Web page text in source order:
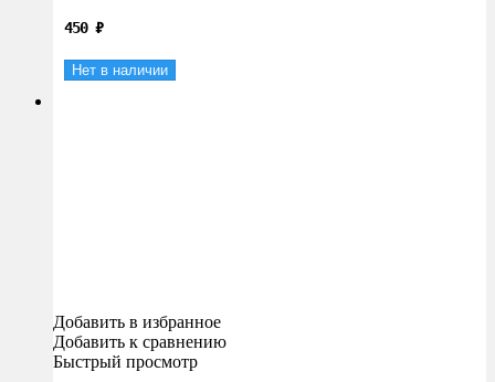
450 ₽
Нет в наличии
Добавить в избранное
Добавить к сравнению
Быстрый просмотр